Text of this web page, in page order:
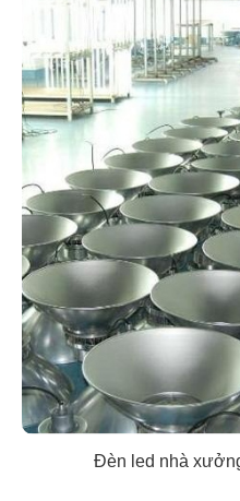
Đèn led nhà